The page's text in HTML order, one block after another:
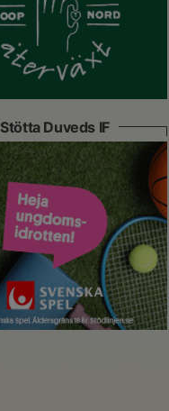
Stötta Duveds IF